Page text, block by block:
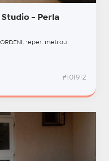
- Perla
reper: metrou
#101912